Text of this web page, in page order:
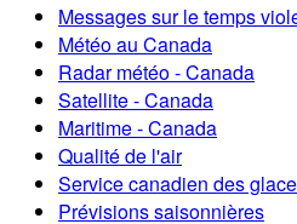
Messages sur le temps
Météo au Canada
Radar météo - Canada
Satellite - Canada
Maritime - Canada
Qualité de l'air
Service canadien des
Prévisions saisonnières